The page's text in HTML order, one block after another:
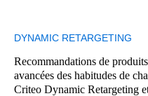
DYNAMIC RETARGETING
Recommandations de
avancées des habitudes de
Criteo Dynamic Retargeting